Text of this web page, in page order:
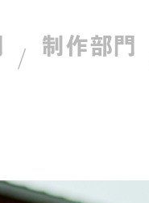
制作部門